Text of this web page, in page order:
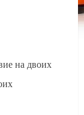
на двоих